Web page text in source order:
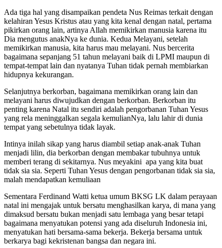
Ada tiga hal yang disampaikan pendeta Nus Reimas terkait dengan
kelahiran Yesus Kristus atau yang kita kenal dengan natal, pertama
pikirkan orang lain, artinya Allah memikirkan manusia karena itu
Dia mengutus anakNya ke dunia. Kedua Melayani, setelah
memikirkan manusia, kita harus mau melayani. Nus bercerita
bagaimana sepanjang 51 tahun melayani baik di LPMI maupun di
tempat-tempat lain dan nyatanya Tuhan tidak pernah membiarkan
hidupnya kekurangan.
Selanjutnya berkorban, bagaimana memikirkan orang lain dan
melayani harus diwujudkan dengan berkorban. Berkorban itu
penting karena Natal itu sendiri adalah pengorbanan Tuhan Yesus
yang rela meninggalkan segala kemulianNya, lalu lahir di dunia
tempat yang sebetulnya tidak layak.
Intinya inilah sikap yang harus diambil setiap anak-anak Tuhan
menjadi lilin, dia berkorban dengan membakar tubuhnya untuk
memberi terang di sekitarnya. Nus meyakini apa yang kita buat
tidak sia sia. Seperti Tuhan Yesus dengan pengorbanan tidak sia sia,
malah mendapatkan kemuliaan
Sementara Ferdinand Watti ketua umum BKSG LK dalam perayaan
natal ini mengajak untuk bersatu menghasilkan karya, di mana yang
dimaksud bersatu bukan menjadi satu lembaga yang besar tetapi
bagaimana menyatukan potensi yang ada diseluruh Indonesia ini,
menyatukan hati bersama-sama bekerja. Bekerja bersama untuk
berkarya bagi kekristenan bangsa dan negara ini.